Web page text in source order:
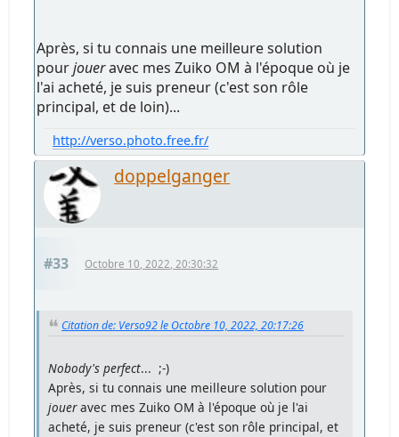
Après, si tu connais une meilleure solution
pourjoueravec mes Zuiko OM à l'époque où je
l'ai acheté, je suis preneur (c'est son rôle
principal, et de loin)...
http://verso.photo.free.fr/
doppelganger
#33 Octobre 10, 2022, 20:30:32
Citation de: Verso92 le Octobre 10, 2022, 20:17:26
Nobody's perfect... ;-)
Après, si tu connais une meilleure solution pour
joueravec mes Zuiko OM à l'époque où je l'ai
acheté, je suis preneur (c'est son rôle principal, et